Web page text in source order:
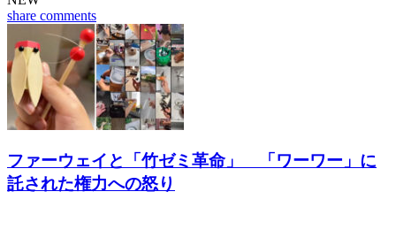
share comments
ファーウェイと「竹ゼミ革命」 「ワーワー」に
託された権力への怒り